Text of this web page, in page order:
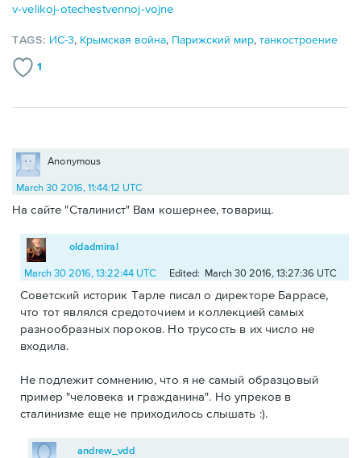
v-velikoj-otechestvennoj-vojne
TAGS: ИС-3, Крымская война, Парижский мир,танкостроение
1
Anonymous
March 30 2016, 11:44:12 UTC
На сайте "Сталинист" Вам кошернее, товарищ.
oldadmiral
March 30 2016, 13:22:44 UTC Edited: March 30 2016, 13:27:36 UTC
Советский историк Тарле писал о директоре Баррасе,
что тот являлся средоточием и коллекцией самых
разнообразных пороков. Но трусость в их число не
входила.
Не подлежит сомнению, что я не самый образцовый
пример "человека и гражданина". Но упреков в
сталинизме еще не приходилось слышать :).
andrew_vdd